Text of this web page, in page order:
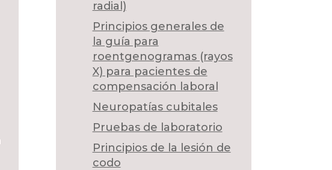
radial)
Principios generales de
la guía para
roentgenogramas (rayos
X) para pacientes de
compensación laboral
Neuropatías cubitales
Pruebas de laboratorio
Principios de la lesión de
codo